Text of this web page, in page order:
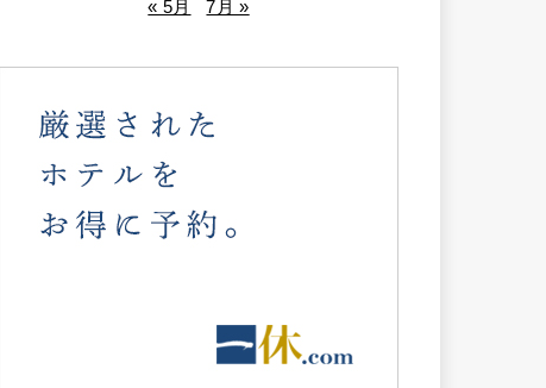
« 5月
7月 »